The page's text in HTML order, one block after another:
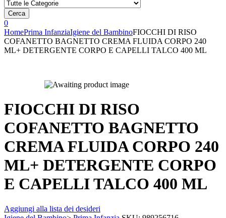
Cerca
0
HomePrima InfanziaIgiene del BambinoFIOCCHI DI RISO
COFANETTO BAGNETTO CREMA FLUIDA CORPO 240
ML+ DETERGENTE CORPO E CAPELLI TALCO 400 ML
FIOCCHI DI RISO
COFANETTO BAGNETTO
CREMA FLUIDA CORPO 240
ML+ DETERGENTE CORPO
E CAPELLI TALCO 400 ML
Aggiungi alla lista dei desideri